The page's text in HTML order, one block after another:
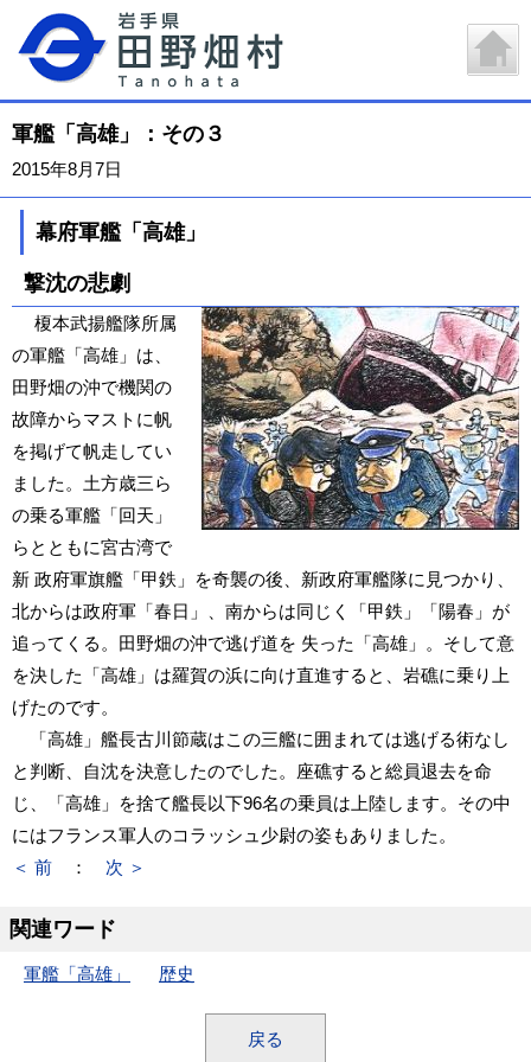
軍艦「高雄」：その３
2015年8月7日
幕府軍艦「高雄」
撃沈の悲劇
榎本武揚艦隊所属
の軍艦「高雄」は、
田野畑の沖で機関の
故障からマストに帆
を掲げて帆走してい
ました。土方歳三ら
の乗る軍艦「回天」
らとともに宮古湾で
新 政府軍旗艦「甲鉄」を奇襲の後、新政府軍艦隊に見つかり、
北からは政府軍「春日」、南からは同じく「甲鉄」「陽春」が
追ってくる。田野畑の沖で逃げ道を 失った「高雄」。そして意
を決した「高雄」は羅賀の浜に向け直進すると、岩礁に乗り上
げたのです。
「高雄」艦長古川節蔵はこの三艦に囲まれては逃げる術なし
と判断、自沈を決意したのでした。座礁すると総員退去を命
じ、「高雄」を捨て艦長以下96名の乗員は上陸します。その中
にはフランス軍人のコラッシュ少尉の姿もありました。
＜ 前 ： 次 ＞
関連ワード
軍艦「高雄」 歴史
戻る